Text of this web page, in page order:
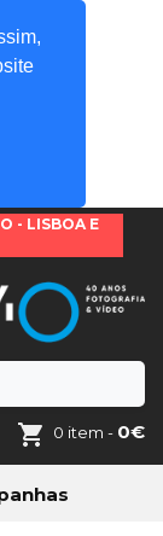
- LISBOA E
0 item - 0€